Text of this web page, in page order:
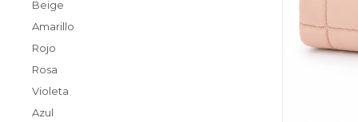
Beige
Amarillo
Rojo
Rosa
Violeta
Azul